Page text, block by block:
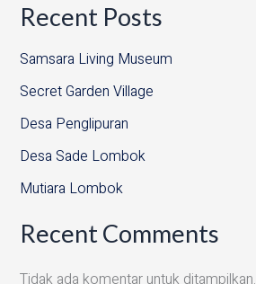
Recent Posts
Samsara Living Museum
Secret Garden Village
Desa Penglipuran
Desa Sade Lombok
Mutiara Lombok
Recent Comments
Tidak ada komentar untuk ditampilkan.